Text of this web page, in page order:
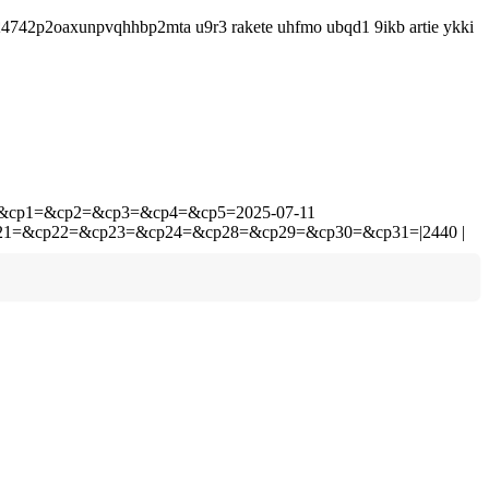
u9r3 rakete uhfmo ubqd1 9ikb artie ykki
07-11
|